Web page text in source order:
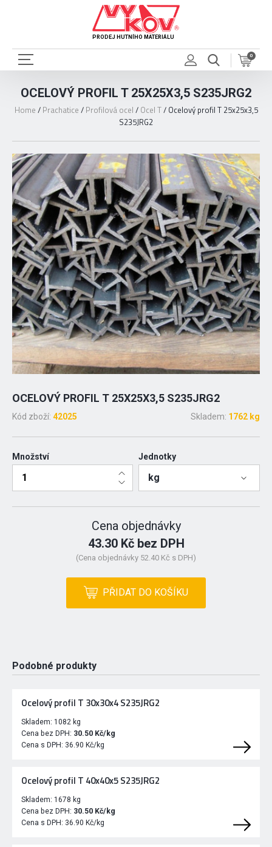
PRODEJ HUTNÍHO MATERIÁLU
0
OCELOVÝ PROFIL T 25X25X3,5 S235JRG2
Home / Prachatice / Profilová ocel / Ocel T/ Ocelový profil T 25x25x3,5
S235JRG2
OCELOVÝ PROFIL T 25X25X3,5 S235JRG2
Kód zboží: 42025 Skladem: 1762 kg
Množství Jednotky
kg
Cena objednávky
43.30 Kč bez DPH
(Cena objednávky 52.40 Kč s DPH)
PŘIDAT DO KOŠÍKU
Podobné produkty
Ocelový profil T 30x30x4 S235JRG2
Skladem: 1082 kg
Cena bez DPH: 30.50 Kč/kg
Cena s DPH: 36.90 Kč/kg
Ocelový profil T 40x40x5 S235JRG2
Skladem: 1678 kg
Cena bez DPH: 30.50 Kč/kg
Cena s DPH: 36.90 Kč/kg